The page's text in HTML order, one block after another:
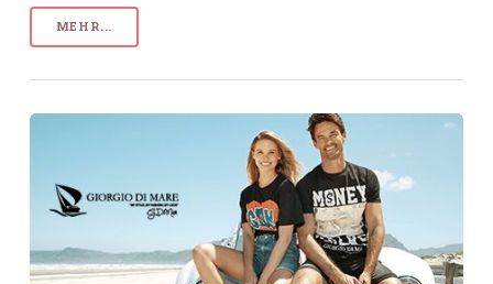
MEHR...